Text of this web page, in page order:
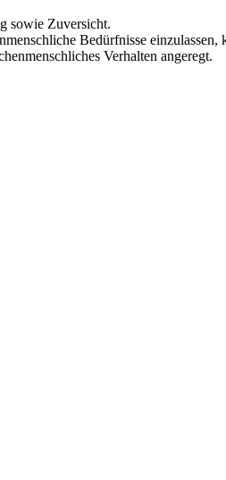
sowie Zuversicht.
Bedürfnisse
Verhalten angeregt.